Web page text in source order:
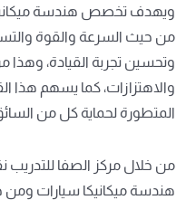
ويهدف تخصص هندسة
من حيث السرعة والقوة
وتحسين تجربة القيادة،
والاهتزازات، كما يسهم هذا
المتطورة لحماية كل من
من خلال مركز الصفا
هندسة ميكانيكا سيارات